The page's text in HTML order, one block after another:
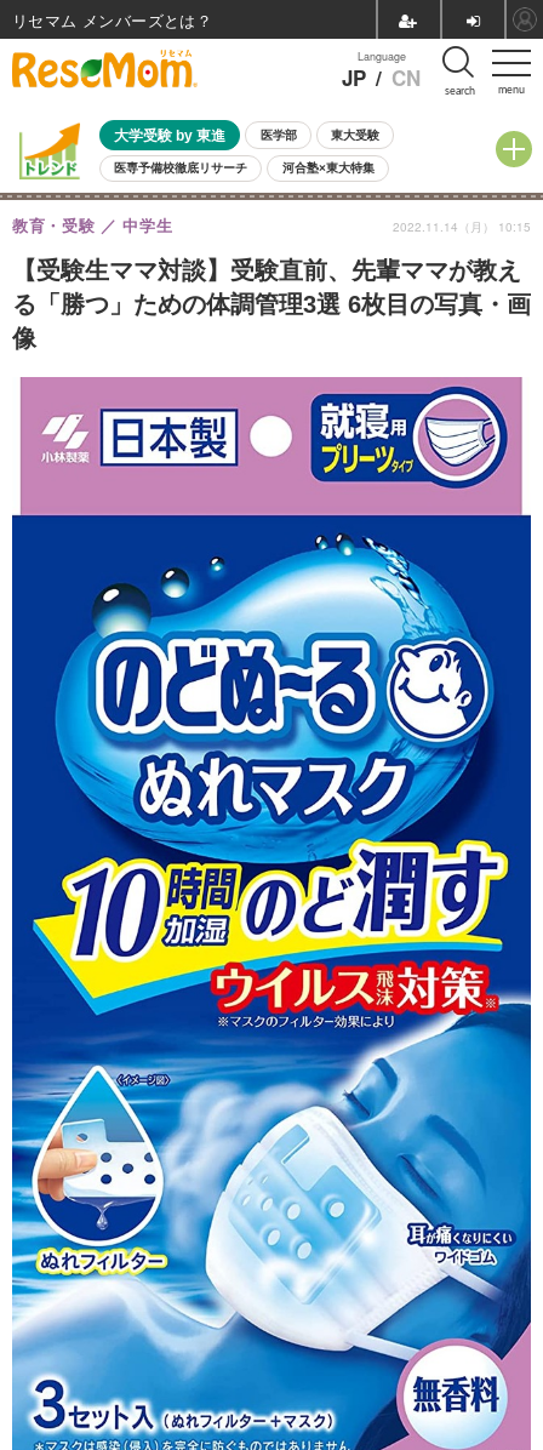
menu
Language
JP / CN search
大学受験 by 東進 医学部 東大受験
医専予備校徹底リサーチ 河合塾×東大特集
親子で考える大学選び 高校受験 中学受験 小学校受験
共通テスト 夏休み
8月開催イベント・WS 全国公立高校 過去問 人気記事
自由研究教材（小学生向け） 自由研究教材（中学生向け） ランキング
【受験生ママ対談】受験直前、先輩ママが教え
る「勝つ」ための体調管理3選 6枚目の写真・画
像
教育・受験 中学生 2022.11.14（月） 10:15
リセマム メンバーズ